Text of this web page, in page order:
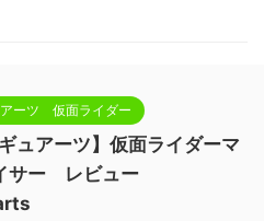
ーツ 仮面ライダー
ギュアーツ】仮面ライダーマ
サー レビュー